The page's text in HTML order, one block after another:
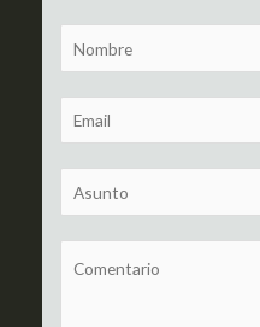
a
m
m
a
u
b